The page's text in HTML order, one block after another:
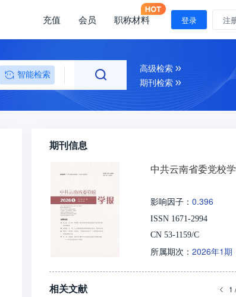
充值 会员 职称材料 登录 注
智能检索
高级检索
期刊检索
期刊信息
中共云南省委党校
影响因子： 0.396
ISSN 1671-2994
CN 53-1159/C
所属期次： 2026年1期
相关文献 1